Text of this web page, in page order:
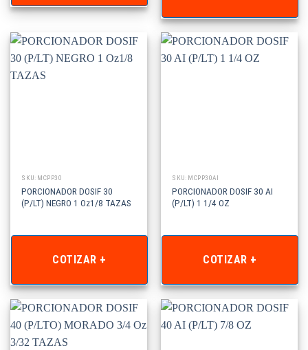
SKU: MCPP30
PORCIONADOR DOSIF 30
(P/LT) NEGRO 1 Oz1/8 TAZAS
COTIZAR +
SKU: MCPP30AI
PORCIONADOR DOSIF 30 AI
(P/LT) 1 1/4 OZ
COTIZAR +